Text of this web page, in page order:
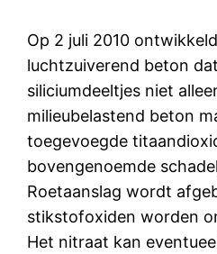
Op 2 juli 2010
luchtzuiverend beton
siliciumdeeltjes niet
milieubelastend beton
toegevoegde
bovengenoemde
Roetaanslag wordt
stikstofoxiden worden
Het nitraat kan